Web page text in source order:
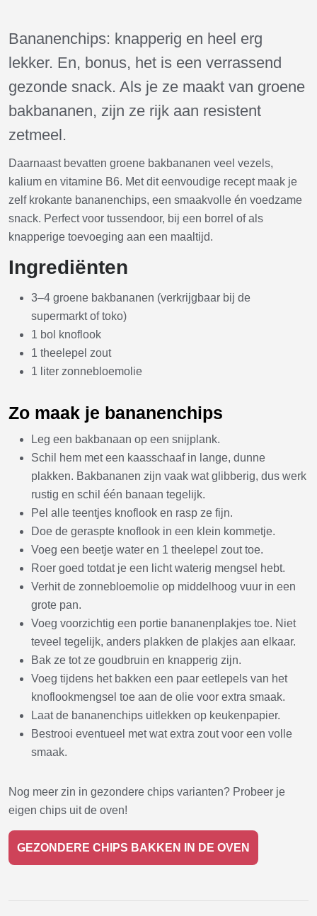
Bananenchips: knapperig en heel erg
lekker. En, bonus, het is een verrassend
gezonde snack. Als je ze maakt van groene
bakbananen, zijn ze rijk aan resistent
zetmeel.
Daarnaast bevatten groene bakbananen veel vezels,
kalium en vitamine B6. Met dit eenvoudige recept maak je
zelf krokante bananenchips, een smaakvolle én voedzame
snack. Perfect voor tussendoor, bij een borrel of als
knapperige toevoeging aan een maaltijd.
Ingrediënten
3–4 groene bakbananen (verkrijgbaar bij de
supermarkt of toko)
1 bol knoflook
1 theelepel zout
1 liter zonnebloemolie
Zo maak je bananenchips
Leg een bakbanaan op een snijplank.
Schil hem met een kaasschaaf in lange, dunne
plakken. Bakbananen zijn vaak wat glibberig, dus werk
rustig en schil één banaan tegelijk.
Pel alle teentjes knoflook en rasp ze fijn.
Doe de geraspte knoflook in een klein kommetje.
Voeg een beetje water en 1 theelepel zout toe.
Roer goed totdat je een licht waterig mengsel hebt.
Verhit de zonnebloemolie op middelhoog vuur in een
grote pan.
Voeg voorzichtig een portie bananenplakjes toe. Niet
teveel tegelijk, anders plakken de plakjes aan elkaar.
Bak ze tot ze goudbruin en knapperig zijn.
Voeg tijdens het bakken een paar eetlepels van het
knoflookmengsel toe aan de olie voor extra smaak.
Laat de bananenchips uitlekken op keukenpapier.
Bestrooi eventueel met wat extra zout voor een volle
smaak.
Nog meer zin in gezondere chips varianten? Probeer je
eigen chips uit de oven!
GEZONDERE CHIPS BAKKEN IN DE OVEN